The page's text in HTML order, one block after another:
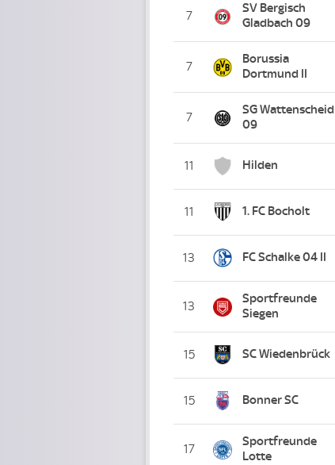
7
SV Bergisch
Gladbach 09
7
Borussia
Dortmund II
7
SG Wattenscheid
09
11 Hilden
11 1. FC Bocholt
13 FC Schalke 04 II
13
Sportfreunde
Siegen
15 SC Wiedenbrück
15 Bonner SC
17
Sportfreunde
Lotte